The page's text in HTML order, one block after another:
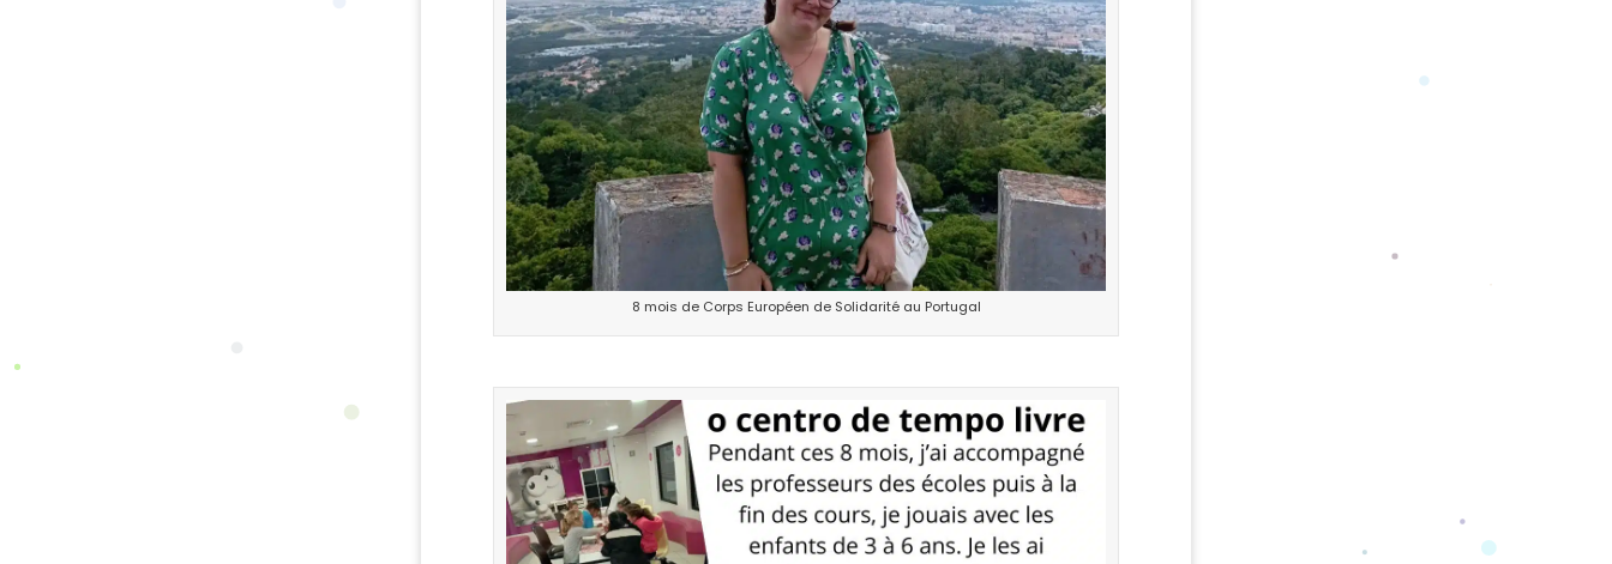
8 mois de Corps Européen de Solidarité au Portugal